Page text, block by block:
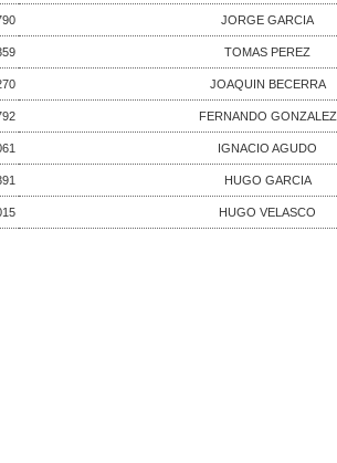
JORGE GARCIA
TOMAS PEREZ
JOAQUIN BECERRA
FERNANDO GONZALEZ
IGNACIO AGUDO
HUGO GARCIA
HUGO VELASCO